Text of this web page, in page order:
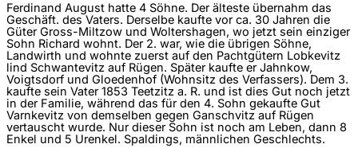
Ferdinand August hatte 4 Söhne. Der älteste übernahm das
Geschäft. des Vaters. Derselbe kaufte vor ca. 30 Jahren die
Güter Gross-Miltzow und Woltershagen, wo jetzt sein einziger
Sohn Richard wohnt. Der 2. war, wie die übrigen Söhne,
Landwirth und wohnte zuerst auf den Pachtgütern Lobkevitz
lind Schwantevitz auf Rügen. Später kaufte er Jahnkow,
Voigtsdorf und Gloedenhof (Wohnsitz des Verfassers). Dem 3.
kaufte sein Vater 1853 Teetzitz a. R. und ist dies Gut noch jetzt
in der Familie, während das für den 4. Sohn gekaufte Gut
Varnkevitz von demselben gegen Ganschvitz auf Rügen
vertauscht wurde. Nur dieser Sohn ist noch am Leben, dann 8
Enkel und 5 Urenkel. Spaldings, männlichen Geschlechts.